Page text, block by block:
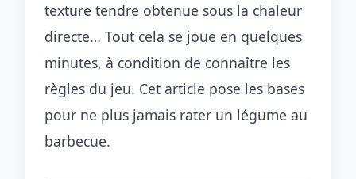
texture tendre obtenue sous la chaleur
directe… Tout cela se joue en quelques
minutes, à condition de connaître les
règles du jeu. Cet article pose les bases
pour ne plus jamais rater un légume au
barbecue.